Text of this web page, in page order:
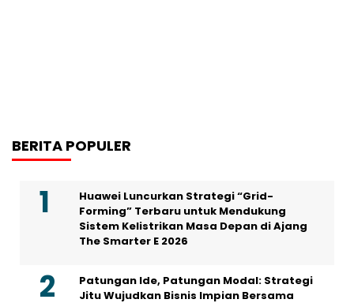
BERITA POPULER
Huawei Luncurkan Strategi “Grid-
Forming” Terbaru untuk Mendukung
Sistem Kelistrikan Masa Depan di Ajang
The Smarter E 2026
Patungan Ide, Patungan Modal: Strategi
Jitu Wujudkan Bisnis Impian Bersama